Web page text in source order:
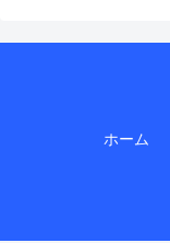
ホーム